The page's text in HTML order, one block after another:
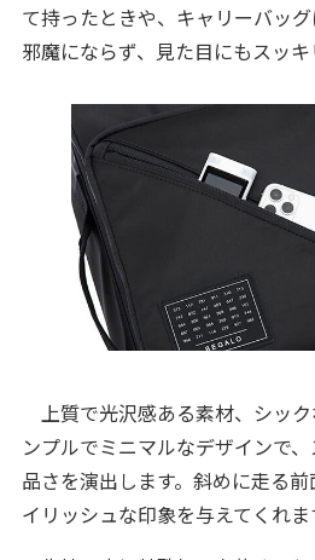
て持ったときや、キャリーバッ
邪魔にならず、見た目にもスッキ
上質で光沢感ある素材、シッ
ンプルでミニマルなデザインで
品さを演出します。斜めに走る
イリッシュな印象を与えてくれま